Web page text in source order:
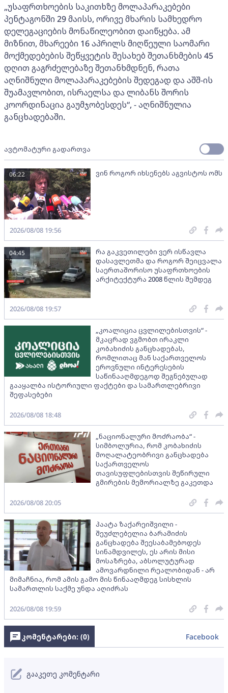
„უსაფრთხოების საკითხზე მოლაპარაკებები
პენტაგონში 29 მაისს, ორივე მხარის სამხედრო
დელეგაციების მონაწილეობით დაიწყება. ამ
მიზნით, მხარეები 16 აპრილს მიღწეული საომარი
მოქმედებების შეწყვეტის შესახებ შეთანხმების 45
დღით გაგრძელებაზე შეთანხმდნენ, რათა
აღნიშნული მოლაპარაკებების შედეგად და აშშ-ის
შუამავლობით, ისრაელსა და ლიბანს შორის
კოორდინაცია გაუმჯობესდეს“, - აღნიშნულია
განცხადებაში.
ავტომატური გადართვა
ვინ როგორ იხსენებს აგვისტოს ომს
06:22
2026/08/08 19:56
რა გაკვეთილები ვერ ისწავლა
დასავლეთმა და როგორ შეიცვალა
საერთაშორისო უსაფრთხოების
არქიტექტურა 2008 წლის შემდეგ
04:45
2026/08/08 19:57
„კოალიცია ცვლილებისთვის“ -
მკაცრად ვგმობთ ირაკლი
კობახიძის განცხადებას,
რომლითაც მან საქართველოს
ეროვნული ინტერესების
საწინააღმდეგოდ შეგნებულად
გააყალბა ისტორიული ფაქტები და სამართლებრივი
შეფასებები
2026/08/08 18:48
„ნაციონალური მოძრაობა“ -
სიმბოლურია, რომ კობახიძის
მოღალატეობრივი განცხადება
საქართველოს
თავისუფლებისთვის შეწირული
გმირების მემორიალზე გაკეთდა
2026/08/08 20:05
პაატა ზაქარეიშვილი -
შეუძლებელია ბარამიძის
განცხადება შეესაბამებოდეს
სინამდვილეს, ეს არის მისი
მოსაზრება, აბსოლუტურად
ამოვარდნილი რეალობიდან - არ
მიმაჩნია, რომ ამის გამო მის წინააღმდეგ სისხლის
სამართლის საქმე უნდა აღიძრას
2026/08/08 19:59
კომენტარები: (0) Facebook
გააკეთე კომენტარი